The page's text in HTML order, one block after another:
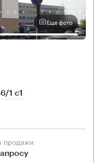
Еще фото
1 с1
продажи